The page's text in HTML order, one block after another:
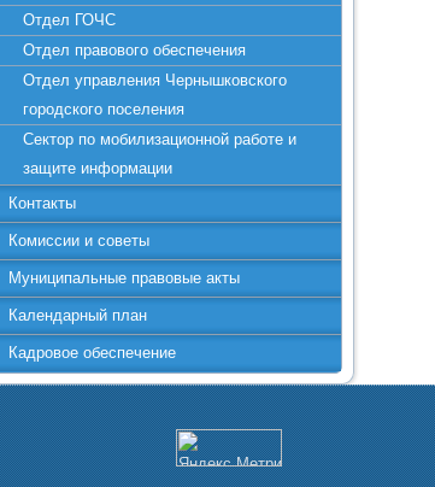
Отдел ГОЧС
Отдел правового обеспечения
Отдел управления Чернышковского
городского поселения
Cектор по мобилизационной работе и
защите информации
Контакты
Комиссии и советы
Муниципальные правовые акты
Календарный план
Кадровое обеспечение